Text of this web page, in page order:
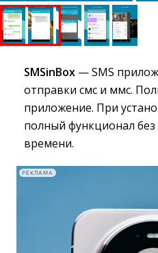
SMSinBox — SMS
отправки смс и ммс.
приложение. При
полный функционал
времени.
РЕКЛАМА